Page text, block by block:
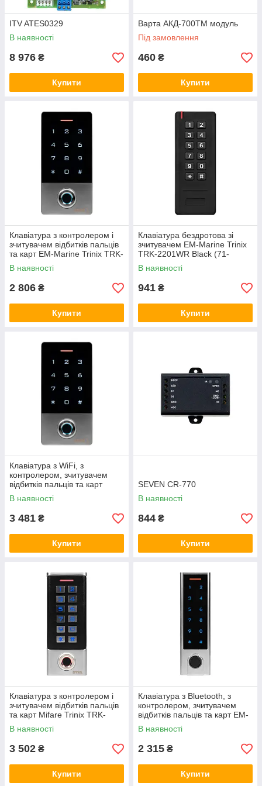
ITV ATES0329
В наявності
8 976 ₴
Купити
Варта АКД-700ТМ модуль
Під замовлення
460 ₴
Купити
Клавіатура з контролером і
зчитувачем відбитків пальців
та карт EM-Marine Trinix TRK-
1101EFI (71-00004)
В наявності
2 806 ₴
Купити
Клавіатура бездротова зі
зчитувачем EM-Marine Trinix
TRK-2201WR Black (71-
00002)
В наявності
941 ₴
Купити
Клавіатура з WiFi, з
контролером, зчитувачем
відбитків пальців та карт
Mifare Trinix TRK-
1101MFW(WF) (71-00005)
В наявності
3 481 ₴
Купити
SEVEN CR-770
В наявності
844 ₴
Купити
Клавіатура з контролером і
зчитувачем відбитків пальців
та карт Mifare Trinix TRK-
1102MFW (71-00006)
В наявності
3 502 ₴
Купити
Клавіатура з Bluetooth, з
контролером, зчитувачем
відбитків пальців та карт EM-
Marine Trinix TRK-1107EFBT з
підтримкою Tuya Smart
В наявності
2 315 ₴
Купити